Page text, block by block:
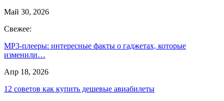
Май 30, 2026
Свежее:
MP3-плееры: интересные факты о гаджетах, которые
изменили…
Апр 18, 2026
12 советов как купить дешевые авиабилеты